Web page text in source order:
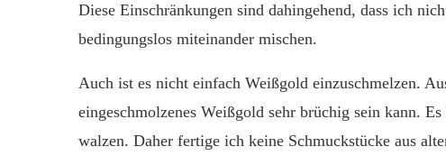
Diese Einschränkungen sind dahingehend, dass ich
bedingungslos miteinander mischen.
Auch ist es nicht einfach Weißgold einzuschmelzen.
eingeschmolzenes Weißgold sehr brüchig sein kann.
walzen. Daher fertige ich keine Schmuckstücke aus